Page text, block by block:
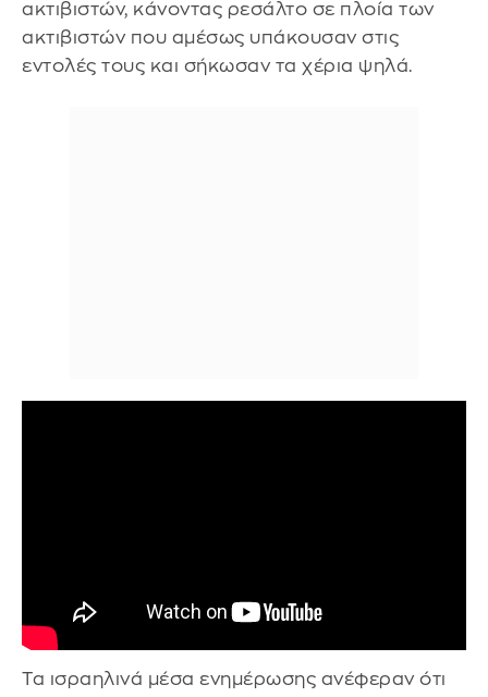
ακτιβιστών, κάνοντας ρεσάλτο σε πλοία των
ακτιβιστών που αμέσως υπάκουσαν στις
εντολές τους και σήκωσαν τα χέρια ψηλά.
Τα ισραηλινά μέσα ενημέρωσης ανέφεραν ότι